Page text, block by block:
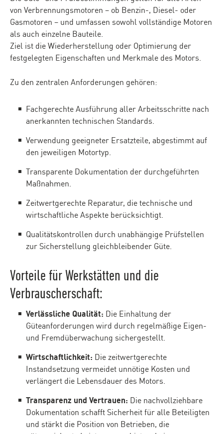
von Verbrennungsmotoren – ob Benzin-, Diesel- oder
Gasmotoren – und umfassen sowohl vollständige Motoren
als auch einzelne Bauteile.
Ziel ist die Wiederherstellung oder Optimierung der
festgelegten Eigenschaften und Merkmale des Motors.
Zu den zentralen Anforderungen gehören:
Fachgerechte Ausführung aller Arbeitsschritte nach
anerkannten technischen Standards.
Verwendung geeigneter Ersatzteile, abgestimmt auf
den jeweiligen Motortyp.
Transparente Dokumentation der durchgeführten
Maßnahmen.
Zeitwertgerechte Reparatur, die technische und
wirtschaftliche Aspekte berücksichtigt.
Qualitätskontrollen durch unabhängige Prüfstellen
zur Sicherstellung gleichbleibender Güte.
Vorteile für Werkstätten und die
Verbrauscherschaft:
Verlässliche Qualität: Die Einhaltung der
Güteanforderungen wird durch regelmäßige Eigen-
und Fremdüberwachung sichergestellt.
Wirtschaftlichkeit: Die zeitwertgerechte
Instandsetzung vermeidet unnötige Kosten und
verlängert die Lebensdauer des Motors.
Transparenz und Vertrauen: Die nachvollziehbare
Dokumentation schafft Sicherheit für alle Beteiligten
und stärkt die Position von Betrieben, die